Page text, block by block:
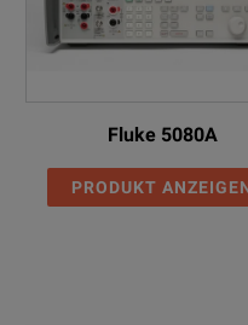
Fluke 5080A
PRODUKT